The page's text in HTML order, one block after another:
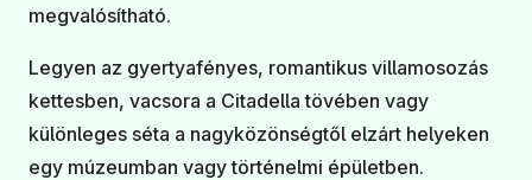
megvalósítható.
Legyen az gyertyafényes, romantikus villamosozás
kettesben, vacsora a Citadella tövében vagy
különleges séta a nagyközönségtől elzárt helyeken
egy múzeumban vagy történelmi épületben.